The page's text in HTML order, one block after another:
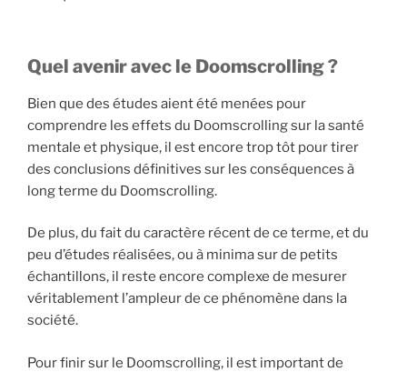
Quel avenir avec le Doomscrolling ?
Bien que des études aient été menées pour
comprendre les effets du Doomscrolling sur la santé
mentale et physique, il est encore trop tôt pour tirer
des conclusions définitives sur les conséquences à
long terme du Doomscrolling.
De plus, du fait du caractère récent de ce terme, et du
peu d’études réalisées, ou à minima sur de petits
échantillons, il reste encore complexe de mesurer
véritablement l’ampleur de ce phénomène dans la
société.
Pour finir sur le Doomscrolling, il est important de